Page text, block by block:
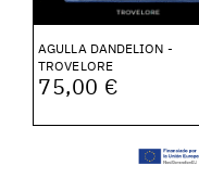
AGULLA DANDELION -
TROVELORE
75,00 €